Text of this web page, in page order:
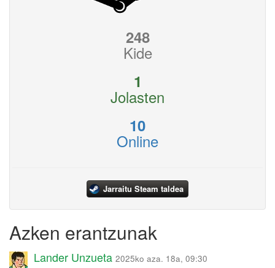
248
Kide
1
Jolasten
10
Online
Jarraitu Steam taldea
Azken erantzunak
Lander Unzueta 2025ko aza. 18a, 09:30